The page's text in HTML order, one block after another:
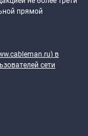
прямой
) в
сети